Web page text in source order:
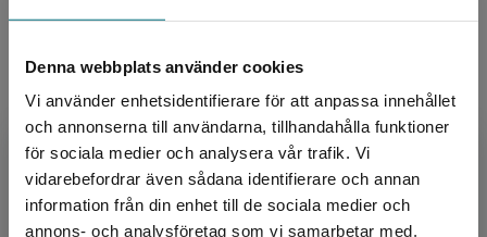
Denna webbplats använder cookies
Vi använder enhetsidentifierare för att anpassa innehållet
och annonserna till användarna, tillhandahålla funktioner
för sociala medier och analysera vår trafik. Vi
vidarebefordrar även sådana identifierare och annan
information från din enhet till de sociala medier och
annons- och analysföretag som vi samarbetar med.
Begränsad fraktregion